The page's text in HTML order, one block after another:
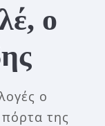
ο
ο
της